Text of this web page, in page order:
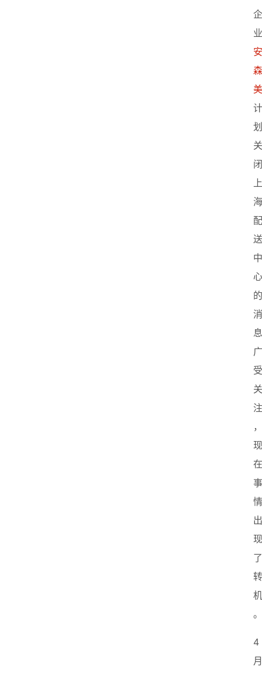
企
业
安
森
美
计
划
关
闭
上
海
配
送
中
心
的
消
息
广
受
关
注
，
现
在
事
情
出
现
了
转
机
。
4
月